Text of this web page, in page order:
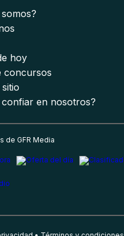
hoy
concursos
confiar en nosotros?
de GFR Media